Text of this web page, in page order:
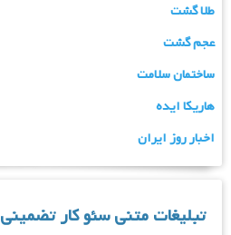
طلا گشت
عجم گشت
ساختمان سلامت
هاریکا ایده
اخبار روز ایران
تبلیغات متنی سئو کار تضمینی